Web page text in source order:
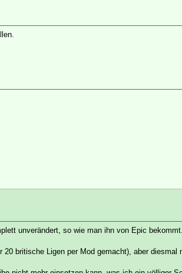
unverändert, so wie man ihn von Epic bekommt.
britische Ligen per Mod gemacht), aber diesmal